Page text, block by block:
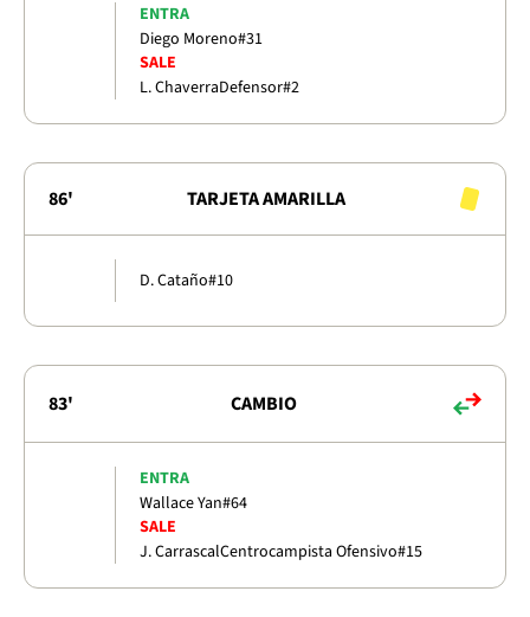
ENTRA
Diego Moreno#31
SALE
L. ChaverraDefensor#2
86' TARJETA AMARILLA
D. Cataño#10
83' CAMBIO
ENTRA
Wallace Yan#64
SALE
J. CarrascalCentrocampista Ofensivo#15